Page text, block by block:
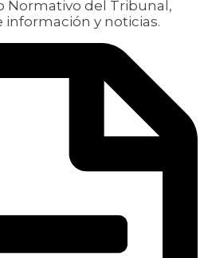
Normativo del Tribunal,
información y noticias.